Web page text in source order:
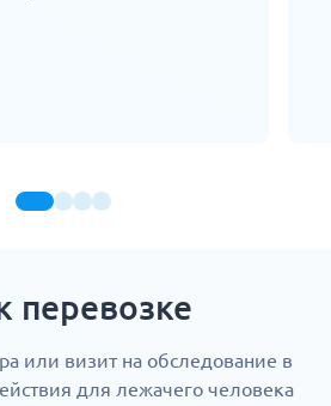
перевозке
или визит на обследование в
для лежачего человека